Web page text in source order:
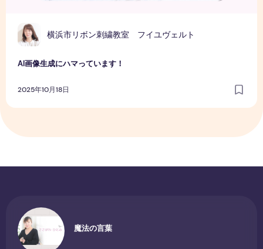
横浜市リボン刺繍教室 フイユヴェルト
AI画像生成にハマっています！
2025年10月18日
魔法の言葉